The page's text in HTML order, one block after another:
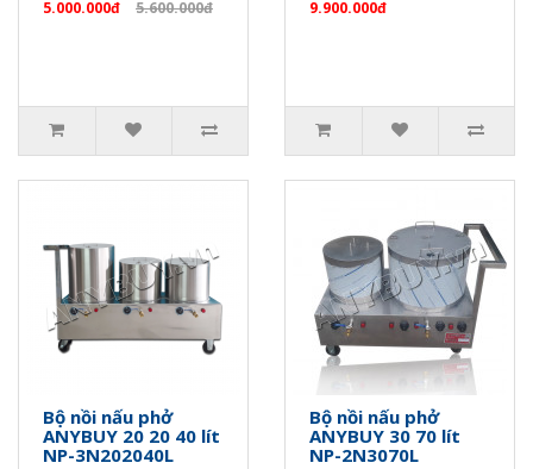
5.000.000đ 5.600.000đ 9.900.000đ
Bộ nồi nấu phở
ANYBUY 20 20 40 lít
NP-3N202040L
Bộ nồi nấu phở
ANYBUY 30 70 lít
NP-2N3070L